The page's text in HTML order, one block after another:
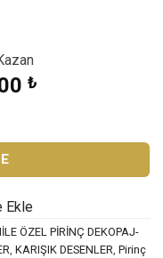
₺Şu
39,00 ₺.
AS-3437 adet
Ekle
ÖZEL PİRİNÇ DEKOPAJ-
KARIŞIK DESENLER Pirinç